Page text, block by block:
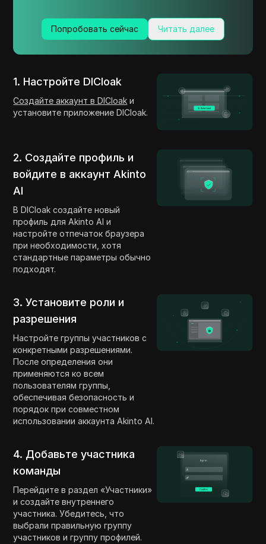
Попробовать сейчас Читать далее
1. Настройте DICloak
Создайте аккаунт в DICloak и
установите приложение DICloak.
2. Создайте профиль и
войдите в аккаунт Akinto
AI
В DICloak создайте новый
профиль для Akinto AI и
настройте отпечаток браузера
при необходимости, хотя
стандартные параметры обычно
подходят.
3. Установите роли и
разрешения
Настройте группы участников с
конкретными разрешениями.
После определения они
применяются ко всем
пользователям группы,
обеспечивая безопасность и
порядок при совместном
использовании аккаунта Akinto AI.
4. Добавьте участника
команды
Перейдите в раздел «Участники»
и создайте внутреннего
участника. Убедитесь, что
выбрали правильную группу
участников и группу профилей.